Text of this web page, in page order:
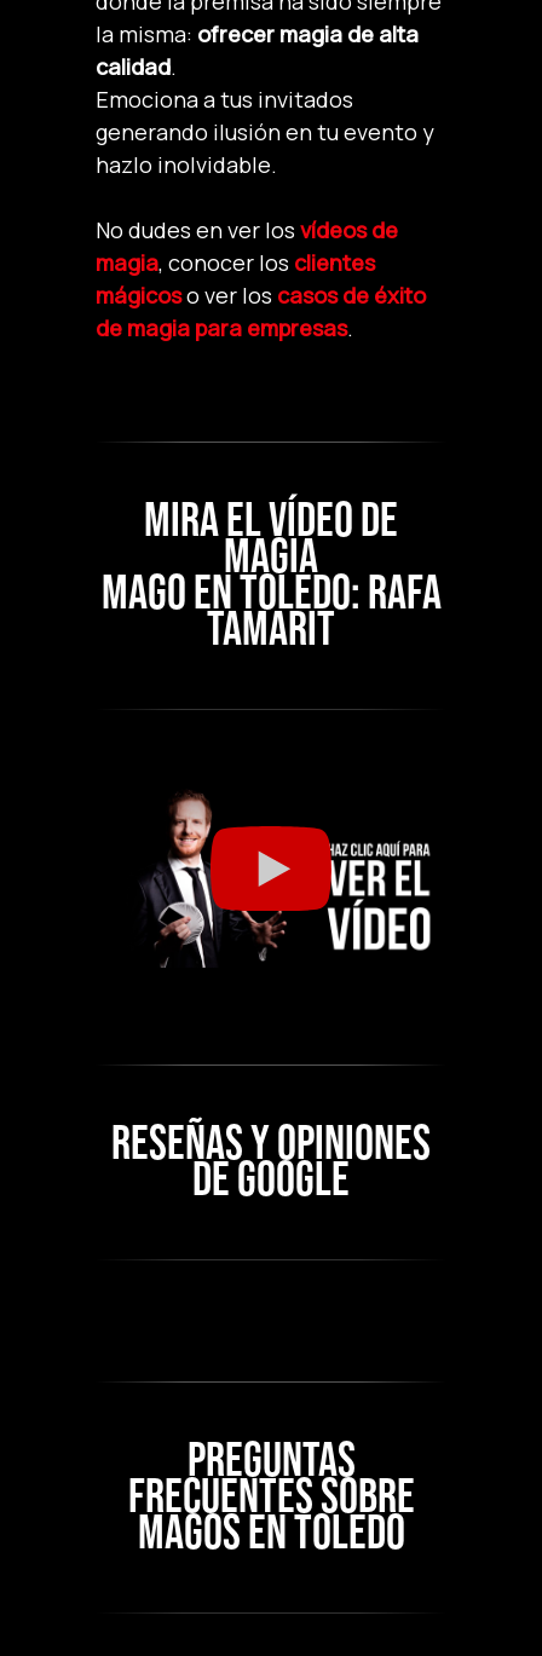
la misma: ofrecer magia de alta
calidad.
Emociona a tus invitados
generando ilusión en tu evento y
hazlo inolvidable.
No dudes en ver los vídeos de
magia, conocer los clientes
mágicoso ver los casos de éxito
de magia para empresas.
MIRA EL VÍDEO DE
MAGIA
MAGO EN TOLEDO: RAFA
TAMARIT
RESEÑAS Y OPINIONES
DE GOOGLE
PREGUNTAS
FRECUENTES SOBRE
MAGOS EN TOLEDO